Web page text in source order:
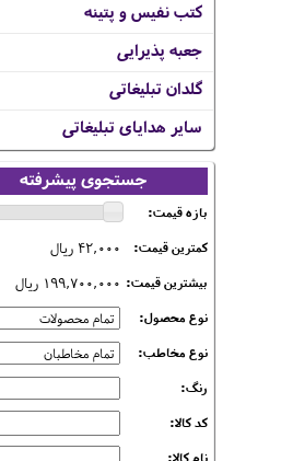
کتب نفیس و پتینه
جعبه پذیرایی
گلدان تبلیغاتی
سایر هدایای تبلیغاتی
جستجوی پیشرفته
بازه قیمت:
کمترین قیمت:
42,000 ریال
بیشترین قیمت: 199,700,000 ریال
نوع محصول:
نوع مخاطب:
رنگ:
کد کالا:
نام کالا: